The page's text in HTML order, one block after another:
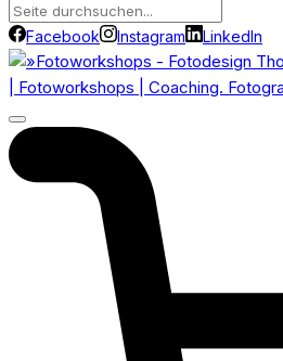
Facebook Instagram LinkedIn